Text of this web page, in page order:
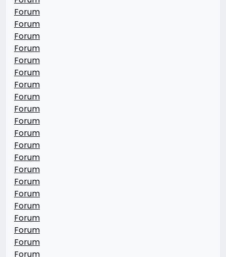
Forum
Forum
Forum
Forum
Forum
Forum
Forum
Forum
Forum
Forum
Forum
Forum
Forum
Forum
Forum
Forum
Forum
Forum
Forum
Forum
Forum